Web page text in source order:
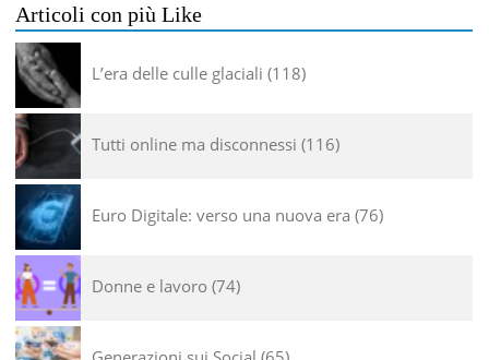
Articoli con più Like
L’era delle culle glaciali 118
Tutti online ma disconnessi 116
Euro Digitale: verso una nuova era 76
Donne e lavoro 74